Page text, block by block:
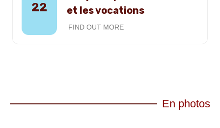
22
et les vocations
FIND OUT MORE
En photos